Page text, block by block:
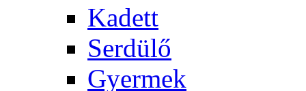
Kadett
Serdülő
Gyermek